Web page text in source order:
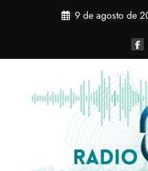
9 de agosto de